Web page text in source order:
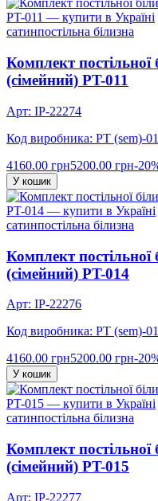
сатинпостільна білизна
Комплект
(сімейний) PT-011
Арт: IP-22274
Код виробника: PT (sem)-
4160.00 грн5200.00 грн-
У кошик
сатинпостільна білизна
Комплект
(сімейний) PT-014
Арт: IP-22276
Код виробника: PT (sem)-
4160.00 грн5200.00 грн-
У кошик
сатинпостільна білизна
Комплект
(сімейний) PT-015
Арт: IP-22277